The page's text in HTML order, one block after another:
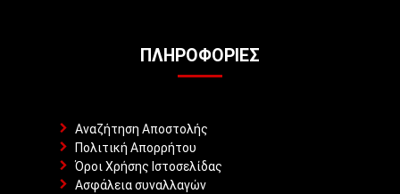
ΠΛΗΡΟΦΟΡΊΕΣ
Αναζήτηση Αποστολής
Πολιτική Απορρήτου
Όροι Χρήσης Ιστοσελίδας
Ασφάλεια συναλλαγών